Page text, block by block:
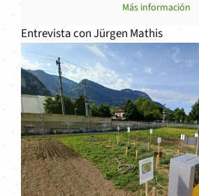
Más información
Entrevista con Jürgen Mathis